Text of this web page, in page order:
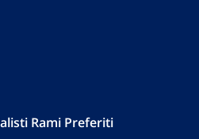
Rami Preferiti